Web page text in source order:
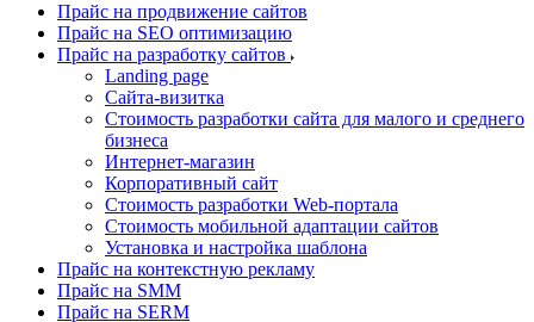
Прайс на продвижение сайтов
Прайс на SEO оптимизацию
Прайс на разработку сайтов
Landing page
Cайта-визитка
Стоимость разработки сайта для малого и среднего
бизнеса
Интернет-магазин
Корпоративный сайт
Стоимость разработки Web-портала
Стоимость мобильной адаптации сайтов
Установка и настройка шаблона
Прайс на контекстную рекламу
Прайс на SMM
Прайс на SERM